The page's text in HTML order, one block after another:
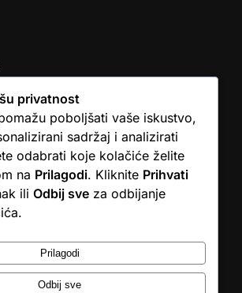
je ljudski pristup i njihova briga da
U većini web shopova nitko vas ne
narudžbu. …
d.o.o.
privatnost
poboljšati vaše iskustvo,
sadržaj i analizirati
odabrati koje kolačiće želite
na Prilagodi. Kliknite Prihvati
ili Odbij sve za odbijanje
Prilagodi
Odbij sve